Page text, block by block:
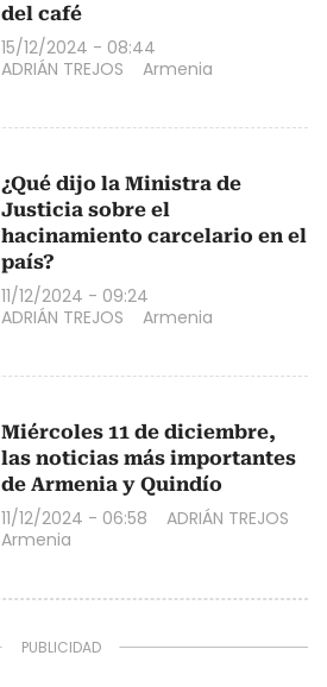
del café
15/12/2024 - 08:44
ADRIÁN TREJOS
Armenia
¿Qué dijo la Ministra de
Justicia sobre el
hacinamiento carcelario en el
país?
11/12/2024 - 09:24
ADRIÁN TREJOS
Armenia
Miércoles 11 de diciembre,
las noticias más importantes
de Armenia y Quindío
11/12/2024 - 06:58
ADRIÁN TREJOS
Armenia